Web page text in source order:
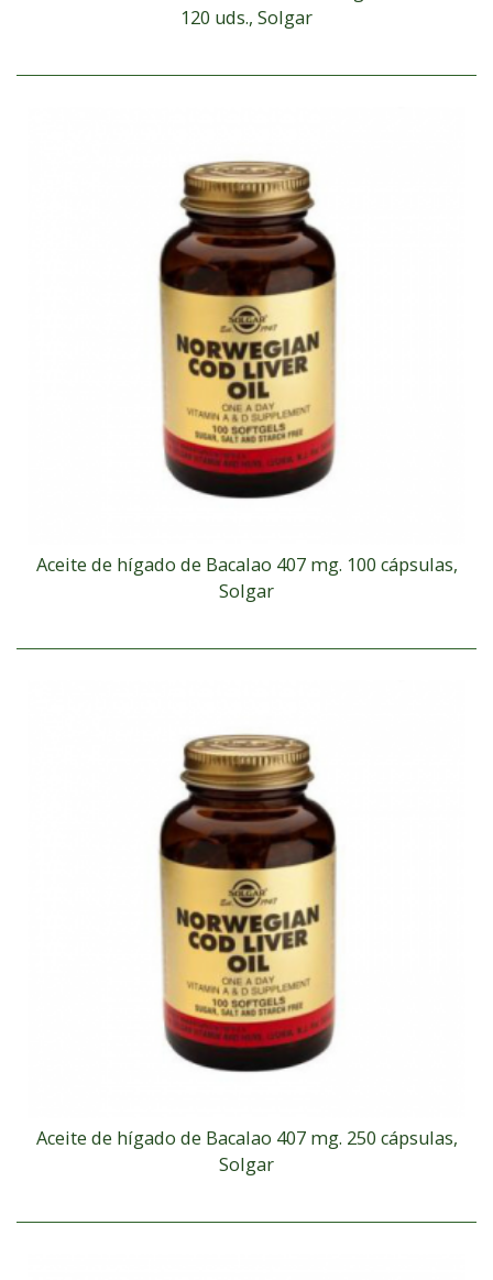
120 uds., Solgar
Aceite de hígado de Bacalao 407 mg. 100 cápsulas,
Solgar
Aceite de hígado de Bacalao 407 mg. 250 cápsulas,
Solgar